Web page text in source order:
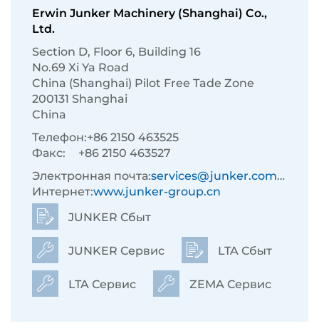
Erwin Junker Machinery (Shanghai) Co.,
Ltd.
Section D, Floor 6, Building 16
No.69 Xi Ya Road
China (Shanghai) Pilot Free Tade Zone
200131 Shanghai
China
Телефон:+86 2150 463525
Факс:
+86 2150 463527
Электронная почта:services@junker.com.cn
Интернет:www.junker-group.cn
JUNKER Сбыт
JUNKER Сервис LTA Сбыт
LTA Сервис ZEMA Сервис